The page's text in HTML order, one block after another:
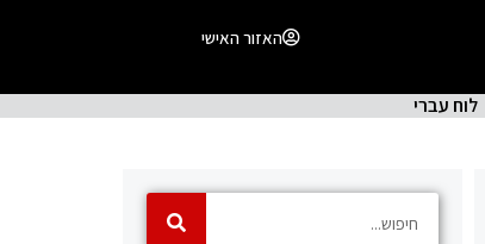
האזור האישי
לוח עברי